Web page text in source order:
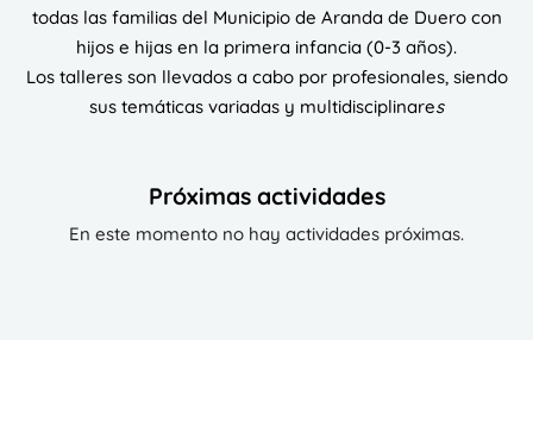
todas las familias del Municipio de Aranda de Duero con
hijos e hijas en la primera infancia (0-3 años).
Los talleres son llevados a cabo por profesionales, siendo
sus temáticas variadas y multidisciplinares
Próximas actividades
En este momento no hay actividades próximas.